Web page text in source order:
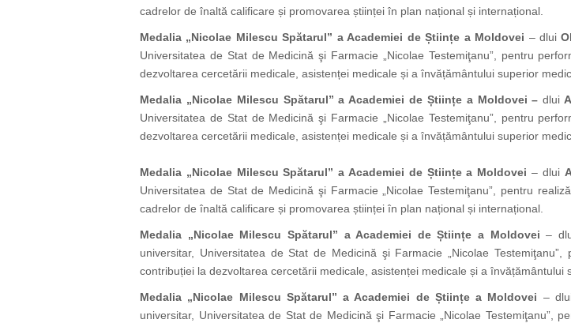
cadrelor de înaltă calificare și promovarea științei în plan național și internațional.
Medalia „Nicolae Milescu Spătarul” a Academiei de Științe a Moldovei – dlui
Universitatea de Stat de Medicină şi Farmacie „Nicolae Testemiţanu”, pentru
dezvoltarea cercetării medicale, asistenței medicale și a învățământului superior
Medalia „Nicolae Milescu Spătarul” a Academiei de Științe a Moldovei –dlui
Universitatea de Stat de Medicină şi Farmacie „Nicolae Testemiţanu”, pentru
dezvoltarea cercetării medicale, asistenței medicale și a învățământului superior
Medalia „Nicolae Milescu Spătarul” a Academiei de Științe a Moldovei – dlui
Universitatea de Stat de Medicină şi Farmacie „Nicolae Testemiţanu”, pentru
cadrelor de înaltă calificare și promovarea științei în plan național și internațional.
Medalia „Nicolae Milescu Spătarul” a Academiei de Științe a Moldovei –
universitar, Universitatea de Stat de Medicină şi Farmacie „Nicolae
contribuției la dezvoltarea cercetării medicale, asistenței medicale și a învățământului
Medalia „Nicolae Milescu Spătarul” a Academiei de Științe a Moldovei –
universitar, Universitatea de Stat de Medicină şi Farmacie „Nicolae Testemiţanu”,